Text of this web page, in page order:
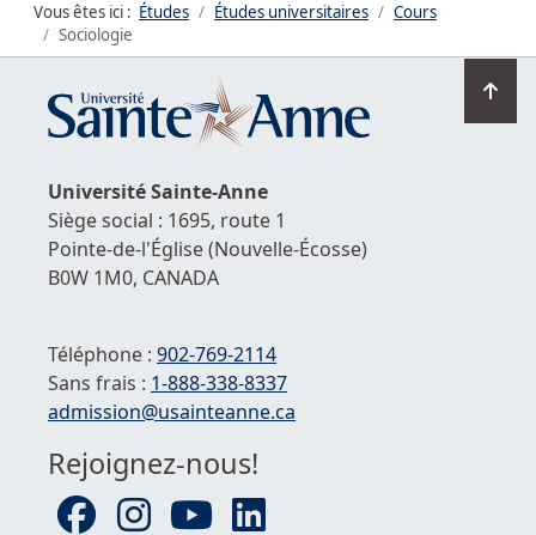
Vous êtes ici : Études Études universitaires
Cours
Sociologie
en
UniversitéSainte-Anne
Siège social : 1695, route 1
Pointe-de-l'Église(Nouvelle-Écosse)
B0W 1M0, CANADA
Téléphone : 902-769-2114
Sans frais : 1-888-338-8337
Courriel :
admission@usainteanne.ca
Rejoignez-nous!